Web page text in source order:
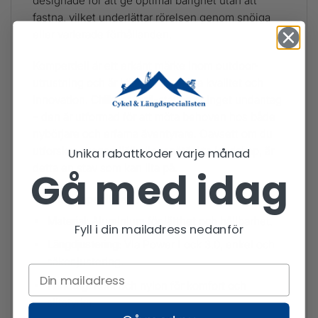
fastna, vilket underlättar rörelsen genom snöiga
utrustning och är känt för sin höga kvalitet och
Chilkoot Trail-staven är inget undantag
utforskar skogar, fjäll eller snötäckta landskap, är
detta en stav som kan lita på.
Tekniska specifikationer:
säker justering.
Handtag: Kork och nylon för komfort och
slitstyrka.
Unika rabattkoder varje månad
Gå med idag
Fyll i din mailadress nedanför